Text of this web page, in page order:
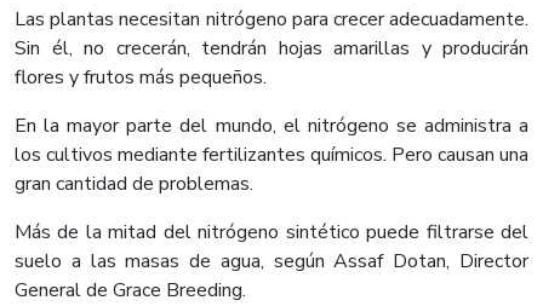
Las plantas necesitan nitrógeno para crecer adecuadamente.
Sin él, no crecerán, tendrán hojas amarillas y producirán
flores y frutos más pequeños.
En la mayor parte del mundo, el nitrógeno se administra a
los cultivos mediante fertilizantes químicos. Pero causan una
gran cantidad de problemas.
Más de la mitad del nitrógeno sintético puede filtrarse del
suelo a las masas de agua, según Assaf Dotan, Director
General de Grace Breeding.